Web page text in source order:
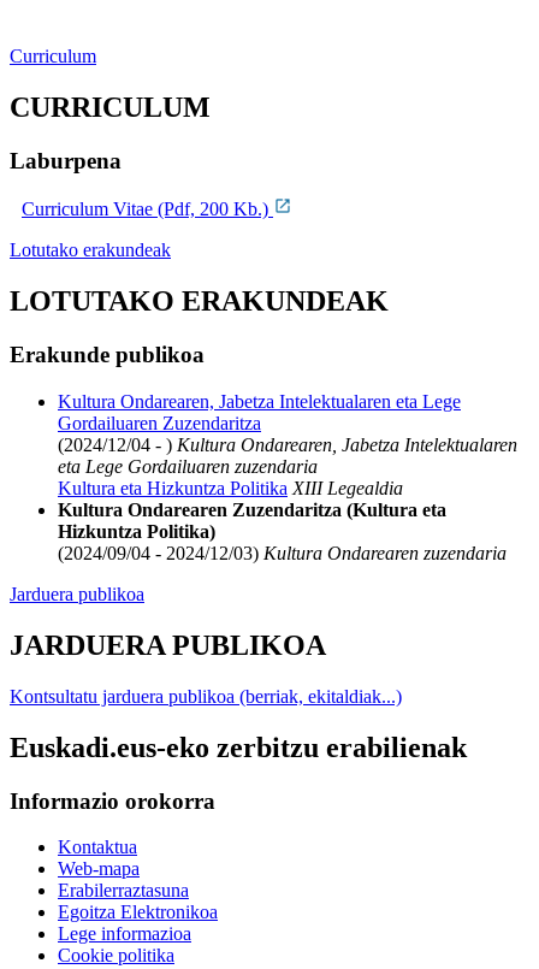
Curriculum
CURRICULUM
Laburpena
Curriculum Vitae (Pdf, 200 Kb.)
Lotutako erakundeak
LOTUTAKO ERAKUNDEAK
Erakunde publikoa
Kultura Ondarearen, Jabetza Intelektualaren eta Lege
Gordailuaren Zuzendaritza
(2024/12/04 - ) Kultura Ondarearen, Jabetza Intelektualaren
eta Lege Gordailuaren zuzendaria
Kultura eta Hizkuntza Politika XIII Legealdia
Kultura Ondarearen Zuzendaritza (Kultura eta
Hizkuntza Politika)
(2024/09/04 - 2024/12/03) Kultura Ondarearen zuzendaria
Jarduera publikoa
JARDUERA PUBLIKOA
Kontsultatu jarduera publikoa (berriak, ekitaldiak...)
Euskadi.eus-eko zerbitzu erabilienak
Informazio orokorra
Kontaktua
Web-mapa
Erabilerraztasuna
Egoitza Elektronikoa
Lege informazioa
Cookie politika